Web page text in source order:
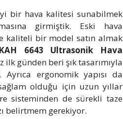
bir hava kalitesi sunabilmek
girmiştik. Eski hava
kaliteli bir model satın almak
6643 Ultrasonik Hava
ilk günden beri şık tasarımıyla
ergonomik yapısı da
olduğu için uzun yıllar
sisteminden de sürekli taze
belirtmem gerekiyor.